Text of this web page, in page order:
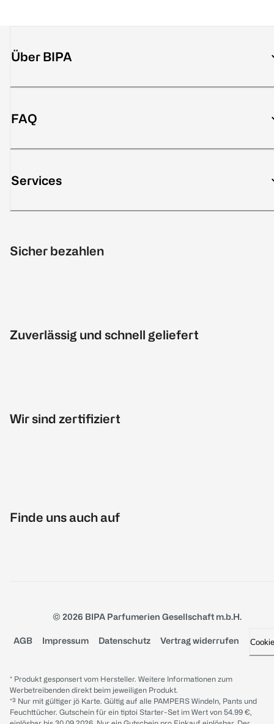
Über BIPA
FAQ
Services
Sicher bezahlen
Zuverlässig und schnell geliefert
Wir sind zertifiziert
Finde uns auch auf
© 2026 BIPA Parfumerien Gesellschaft m.b.H.
AGB Impressum Datenschutz Vertrag widerrufen
* Produkt gesponsert vom Hersteller. Weitere Informationen zum
Werbetreibenden direkt beim jeweiligen Produkt.
*³ Nur mit gültiger jö Karte. Gültig auf alle PAMPERS Windeln, Pants und
Feuchttücher. Gutschein für ein tiptoi Starter-Set im Wert von 54.99 €,